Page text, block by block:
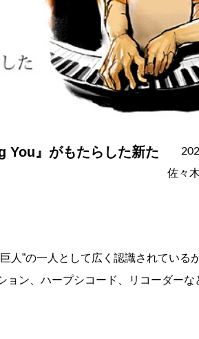
You』がもたらした新た
佐々
人”の一人として広く認識されている
ン、ハープシコード、リコーダーな